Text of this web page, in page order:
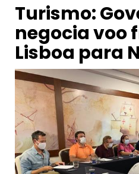
Turismo:
negocia voo
Lisboa para